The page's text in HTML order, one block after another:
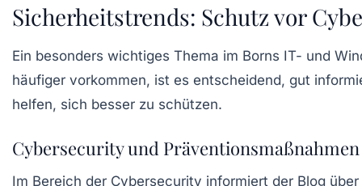
Sicherheitstrends: Schutz vor
Ein besonders wichtiges Thema im Borns IT- und
häufiger vorkommen, ist es entscheidend, gut
helfen, sich besser zu schützen.
Cybersecurity und Präventionsmaßnahmen
Im Bereich der Cybersecurity informiert der Blog